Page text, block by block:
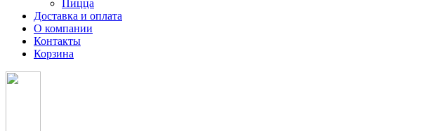
Пицца
Доставка и оплата
О компании
Контакты
Корзина